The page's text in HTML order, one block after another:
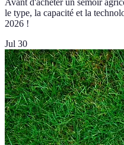
Avant d'acheter un semoir
le type, la capacité et la
2026 !
Jul 30